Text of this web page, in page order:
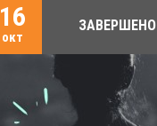
16
окт
ЗАВЕРШЕНО